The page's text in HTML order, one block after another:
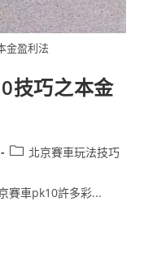
金盈利法
技巧之本金
北京賽車玩法技巧
賽車pk10許多彩...